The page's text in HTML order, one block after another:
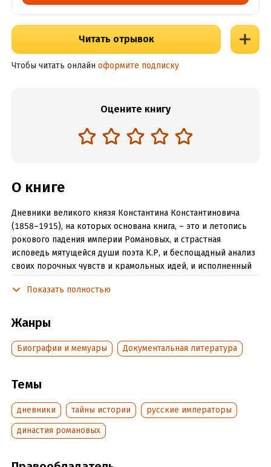
Читать отрывок
Чтобы читать онлайн оформите подписку
Оцените книгу
О книге
Дневники великого князя Константина Константиновича
(1858–1915), на которых основана книга, – это и летопись
рокового падения империи Романовых, и страстная
исповедь мятущейся души поэта К.Р, и беспощадный анализ
своих порочных чувств и крамольных идей, и исполненный
по воле царственного дядюшки сначала в застенке, а затем
психиатров. Россия не забыла братьев: романсы на стихи
К.Р. распевали повсеместно, сюжет его пьесы «Царь
Иудейский» М. Булгаков использовал при написании
«Мастера и Маргариты», а превратившему Голодную степь в
благодарные земляки в 1918 году (уже при большевиках!)
Подробная информация
Показать полностью
Жанры
Биографии и мемуары Документальная литература
Темы
дневники тайны истории
русские императоры
династия романовых